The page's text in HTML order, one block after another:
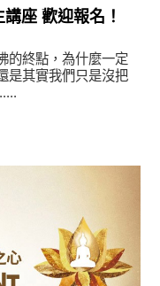
座 歡迎報名！
終點，為什麼一定
是其實我們只是沒把